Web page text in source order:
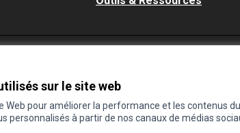
sur le site web
Web pour améliorer la performance et les contenus
personnalisés à partir de nos canaux de médias